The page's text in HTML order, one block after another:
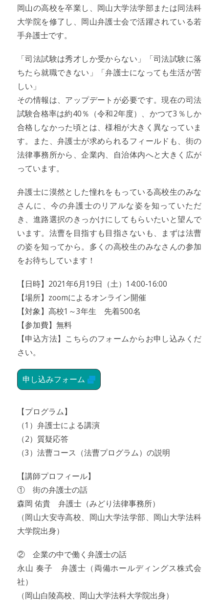
岡山の高校を卒業し、岡山大学法学部または同法科
大学院を修了し、岡山弁護士会で活躍されている若
手弁護士です。
「司法試験は秀才しか受からない」「司法試験に落
ちたら就職できない」「弁護士になっても生活が苦
しい」
その情報は、アップデートが必要です。現在の司法
試験合格率は約40％（令和2年度）、かつて3％しか
合格しなかった頃とは、様相が大きく異なっていま
す。また、弁護士が求められるフィールドも、街の
法律事務所から、企業内、自治体内へと大きく広が
っています。
弁護士に漠然とした憧れをもっている高校生のみな
さんに、今の弁護士のリアルな姿を知っていただ
き、進路選択のきっかけにしてもらいたいと望んで
います。法曹を目指すも目指さないも、まずは法曹
の姿を知ってから。多くの高校生のみなさんの参加
をお待ちしています！
【日時】2021年6月19日（土）14:00-16:00
【場所】zoomによるオンライン開催
【対象】高校1～3年生 先着500名
【参加費】無料
【申込方法】こちらのフォームからお申し込みくだ
さい。
申し込みフォーム
【プログラム】
（1）弁護士による講演
（2）質疑応答
（3）法曹コース（法曹プログラム）の説明
【講師プロフィール】
① 街の弁護士の話
森岡 佑貴 弁護士（みどり法律事務所）
（岡山大安寺高校、岡山大学法学部、岡山大学法科
大学院出身）
② 企業の中で働く弁護士の話
永山 奏子 弁護士（両備ホールディングス株式会
社）
（岡山白陵高校、岡山大学法科大学院出身）